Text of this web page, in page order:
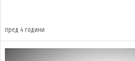
пред 4 години